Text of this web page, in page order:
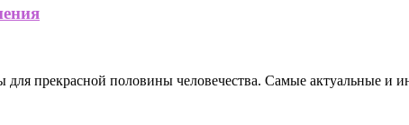
для прекрасной половины человечества. Самые актуальные и